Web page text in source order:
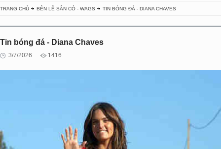
TRANG CHỦ BÊN LỀ SÂN CỎ - WAGS TIN BÓNG ĐÁ - DIANA CHAVES
Tin bóng đá - Diana Chaves
3/7/2026 1416